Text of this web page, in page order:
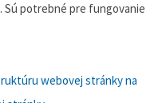
potrebné pre fungovanie
webovej stránky na